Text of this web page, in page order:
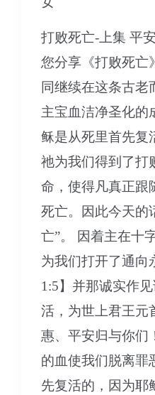
打败死亡-上集 平
您分享《打败死亡
同继续在这条古老
主宝血洁净圣化的
稣是从死里首先复
祂为我们得到了打
命，使得凡真正跟
死亡。因此今天的
亡”。 因着主在十
为我们打开了通向
1:5】并那诚实作
活，为世上君王元
惠、平安归与你们
的血使我们脱离罪
先复活的，因为耶